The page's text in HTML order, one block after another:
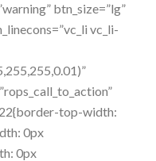
btn_size=”lg”
vc_li-
top-width:
0px
0px